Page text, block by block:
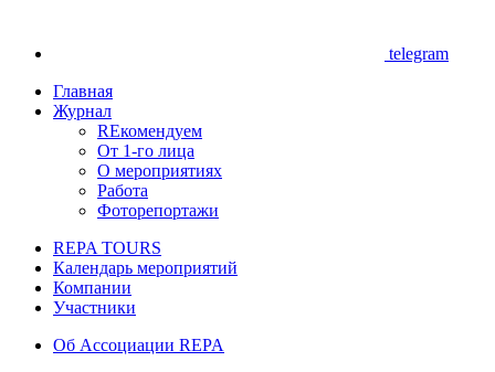
telegram
Главная
Журнал
REкомендуем
От 1-го лица
О мероприятиях
Работа
Фоторепортажи
REPA TOURS
Календарь мероприятий
Компании
Участники
Об Ассоциации REPA